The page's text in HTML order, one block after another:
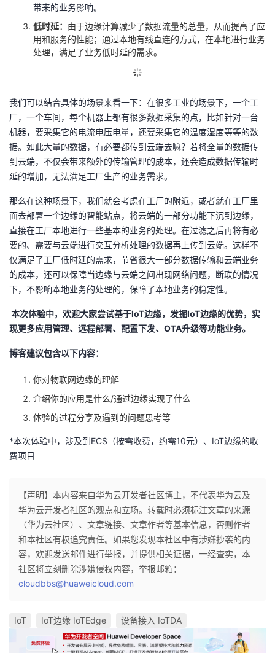
带来的业务影响。
低时延： 由于边缘计算减少了数据流量的总量，从而提高了应
用和服务的性能；通过本地有线直连的方式，在本地进行业务
处理，满足了业务低时延的需求。
我们可以结合具体的场景来看一下：在很多工业的场景下，一个工
厂，一个车间，每个机器上都有很多数据采集的点，比如针对一台
机器，要采集它的电流电压电量，还要采集它的温度湿度等等的数
据。如此大量的数据，有必要都传到云端去嘛？若将全量的数据传
到云端，不仅会带来额外的传输管理的成本，还会造成数据传输时
延的增加，无法满足工厂生产的业务需求。
那么在这种场景下，我们就会考虑在工厂的附近，或者就在工厂里
面去部署一个边缘的智能站点，将云端的一部分功能下沉到边缘，
直接在工厂本地进行一些基本的业务的处理。在过滤之后再将有必
要的、需要与云端进行交互分析处理的数据再上传到云端。这样不
仅满足了工厂低时延的需求，节省很大一部分数据传输和云端业务
的成本，还可以保障当边缘与云端之间出现网络问题，断联的情况
下，不影响本地业务的处理的，保障了本地业务的稳定性。
本次体验中，欢迎大家尝试基于IoT边缘，发掘IoT边缘的优势，实
现更多应用管理、远程部署、配置下发、OTA升级等功能业务。
博客建议包含以下内容：
你对物联网边缘的理解
介绍你的应用是什么/通过边缘实现了什么
体验的过程分享及遇到的问题思考等
*本次体验中，涉及到ECS （按需收费，约需10元）、 IoT边缘的收
费项目
【声明】本内容来自华为云开发者社区博主，不代表华为云及
华为云开发者社区的观点和立场。转载时必须标注文章的来源
（华为云社区）、文章链接、文章作者等基本信息，否则作者
和本社区有权追究责任。如果您发现本社区中有涉嫌抄袭的内
容，欢迎发送邮件进行举报，并提供相关证据，一经查实，本
社区将立刻删除涉嫌侵权内容，举报邮箱：
cloudbbs@huaweicloud.com
IoT IoT边缘 IoTEdge 设备接入 IoTDA